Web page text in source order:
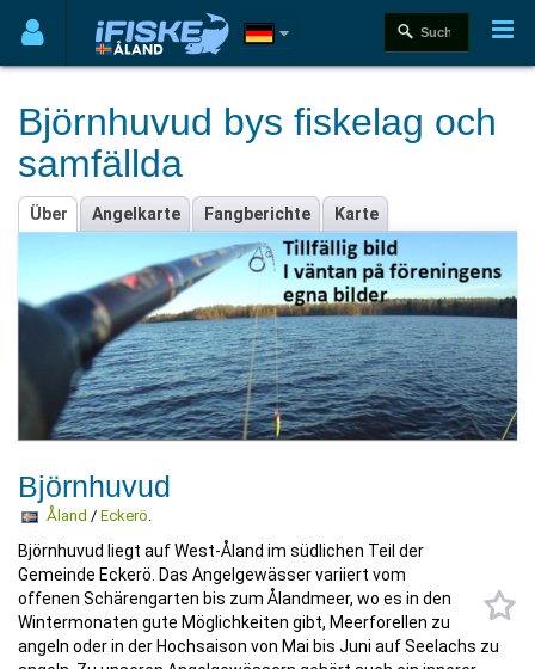
Björnhuvud bys fiskelag och
samfällda
Über Angelkarte Fangberichte Karte
Björnhuvud
Åland / Eckerö.
Björnhuvud liegt auf West-Åland im südlichen Teil der
Gemeinde Eckerö. Das Angelgewässer variiert vom
offenen Schärengarten bis zum Ålandmeer, wo es in den
Wintermonaten gute Möglichkeiten gibt, Meerforellen zu
angeln oder in der Hochsaison von Mai bis Juni auf Seelachs zu